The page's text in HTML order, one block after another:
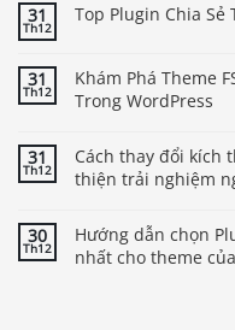
31
Th12
Top Plugin Chia Sẻ
31
Th12
Khám Phá Theme
Trong WordPress
31
Th12
Cách thay đổi kích
thiện trải nghiệm
30
Th12
Hướng dẫn chọn
nhất cho theme